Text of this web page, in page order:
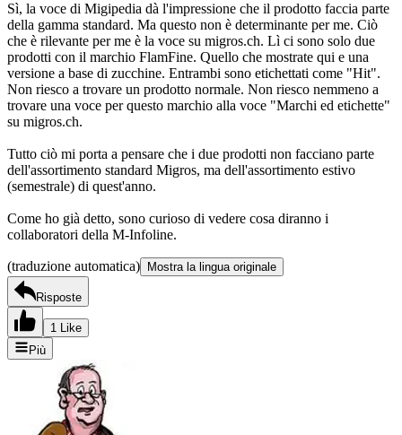
Sì, la voce di Migipedia dà l'impressione che il prodotto faccia parte
della gamma standard. Ma questo non è determinante per me. Ciò
che è rilevante per me è la voce su migros.ch. Lì ci sono solo due
prodotti con il marchio FlamFine. Quello che mostrate qui e una
versione a base di zucchine. Entrambi sono etichettati come "Hit".
Non riesco a trovare un prodotto normale. Non riesco nemmeno a
trovare una voce per questo marchio alla voce "Marchi ed etichette"
su migros.ch.
Tutto ciò mi porta a pensare che i due prodotti non facciano parte
dell'assortimento standard Migros, ma dell'assortimento estivo
(semestrale) di quest'anno.
Come ho già detto, sono curioso di vedere cosa diranno i
collaboratori della M-Infoline.
(traduzione automatica) Mostra la lingua originale
Risposte
1 Like
Più